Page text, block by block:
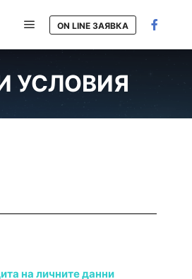
ON LINE ЗАЯВКА
УСЛОВИЯ
на личните данни